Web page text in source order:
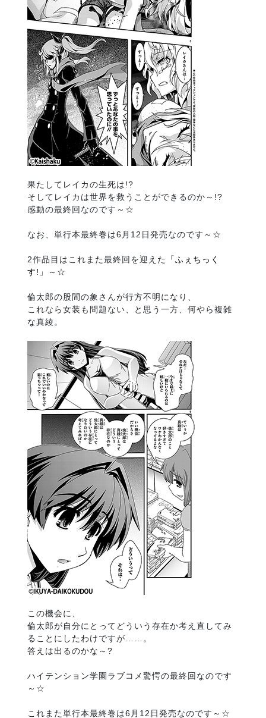
果たしてレイカの生死は!?
そしてレイカは世界を救うことができるのか～!?
感動の最終回なのです～☆
なお、単行本最終巻は6月12日発売なのです～☆
2作品目はこれまた最終回を迎えた
「ふぇちっく
す!」
～☆
倫太郎の股間の象さんが行方不明になり、
これなら女装も問題ない、と思う一方、何やら複雑
な真綾。
この機会に、
倫太郎が自分にとってどういう存在か考え直してみ
ることにしたわけですが……。
答えは出るのかな～?
ハイテンション学園ラブコメ驚愕の最終回なのです
～☆
これまた単行本最終巻は6月12日発売なのです～☆